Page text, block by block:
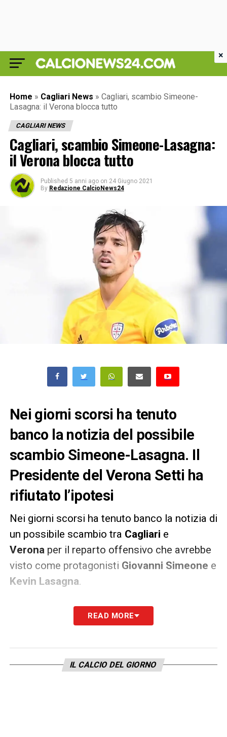
Home » Cagliari News » Cagliari, scambio Simeone-
Lasagna: il Verona blocca tutto
CAGLIARI NEWS
Cagliari, scambio Simeone-Lasagna:
il Verona blocca tutto
Published 5 anni ago on 24 Giugno 2021
By Redazione CalcioNews24
Nei giorni scorsi ha tenuto
banco la notizia del possibile
scambio Simeone-Lasagna. Il
Presidente del Verona Setti ha
rifiutato l’ipotesi
Nei giorni scorsi ha tenuto banco la notizia di
un possibile scambio tra Cagliari e
Verona per il reparto offensivo che avrebbe
visto come protagonisti Giovanni Simeone e
Kevin Lasagna.
Secondo quanto riferito daSky Sport
tuttavia, l’idea sembrerebbe non convincere il
READ MORE
IL CALCIO DEL GIORNO
×